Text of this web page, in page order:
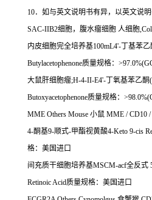
10．如与英文说明书有异，以英文说明
SAC-IIB2细胞，腹水瘤细胞 人细胞
内皮细胞完全培养基100mL4'- 丁基苯乙
Butylacetophenone质量规格：
大鼠肝细胞瘤;H-4-II-E4'- 丁氧基苯乙酮
Butoxyacetophenone质量规格：
MME Others Mouse 小鼠 MME / CD10 /
4-酮基9-顺式-甲酯视黄酸4-Keto 9-cis
格：美国进口
间充质干细胞培养基MSCM-acf全反式
Retinoic Acid质量规格：美国进口